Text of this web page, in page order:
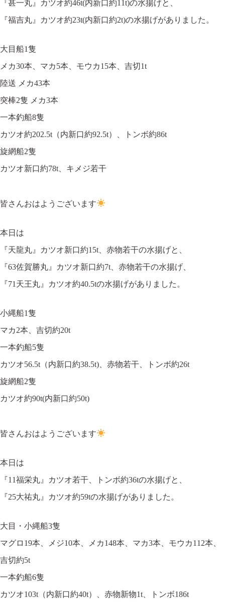
『甚一丸』カツオ約46t(内新口約11t)の水揚げと、
『福吉丸』カツオ約23t(内新口約2t)の水揚げがありました。
大目船1隻
メカ30本、マカ5本、モウカ15本、吉切1t
陸送 メカ43本
突棒2隻 メカ3本
一本釣船8隻
カツオ約202.5t（内新口約92.5t）、トンボ約86t
旋網船2隻
カツオ新口約78t、キメジ若干
皆さんおはようございます
本日は
『天龍丸』カツオ新口約15t、赤物若干の水揚げと、
『63佐賀勝丸』カツオ新口約7t、赤物若干の水揚げ、
『71天王丸』カツオ約40.5tの水揚げがありました。
小縄船1隻
マカ2本、吉切約20t
一本釣船5隻
カツオ56.5t（内新口約38.5t)、赤物若干、トンボ約26t
旋網船2隻
カツオ約90t(内新口約50t)
皆さんおはようございます
本日は
『11福栄丸』カツオ若干、トンボ約36tの水揚げと、
『25大祐丸』カツオ約59tの水揚げがありました。
大目・小縄船3隻
マグロ19本、メジ10本、メカ148本、マカ3本、モウカ112本、
吉切約5t
一本釣船6隻
カツオ103t（内新口約40t）、赤物新物1t、トンボ186t